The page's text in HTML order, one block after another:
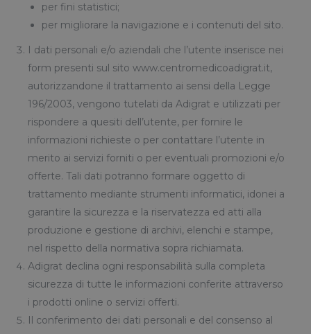
per fini statistici;
per migliorare la navigazione e i contenuti del sito.
I dati personali e/o aziendali che l’utente inserisce nei
form presenti sul sito www.centromedicoadigrat.it,
autorizzandone il trattamento ai sensi della Legge
196/2003, vengono tutelati da Adigrat e utilizzati per
rispondere a quesiti dell’utente, per fornire le
informazioni richieste o per contattare l’utente in
merito ai servizi forniti o per eventuali promozioni e/o
offerte. Tali dati potranno formare oggetto di
trattamento mediante strumenti informatici, idonei a
garantire la sicurezza e la riservatezza ed atti alla
produzione e gestione di archivi, elenchi e stampe,
nel rispetto della normativa sopra richiamata.
Adigrat declina ogni responsabilità sulla completa
sicurezza di tutte le informazioni conferite attraverso
i prodotti online o servizi offerti.
Il conferimento dei dati personali e del consenso al